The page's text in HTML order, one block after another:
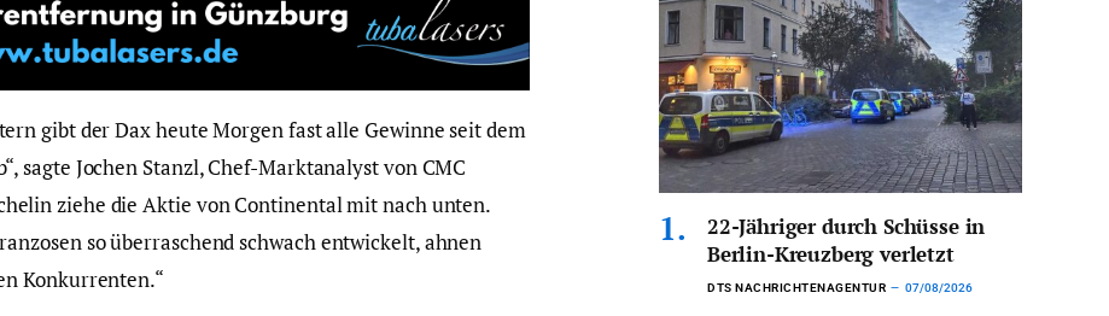
gibt der Dax heute Morgen fast alle Gewinne seit dem
sagte Jochen Stanzl, Chef-Marktanalyst von CMC
ziehe die Aktie von Continental mit nach unten.
so überraschend schwach entwickelt, ahnen
Konkurrenten.“
22-Jähriger durch Schüsse in
Berlin-Kreuzberg verletzt
DTS NACHRICHTENAGENTUR 07/08/2026